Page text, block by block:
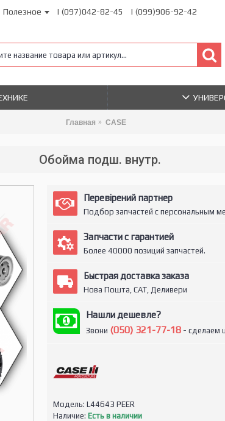
Полезное | (097)042-82-45 | (099)906-92-42
Главная CASE
Обойма подш. внутр.
Перевірений партнер
Подбор запчастей с персональным
Запчасти с гарантией
Более 40000 позиций запчастей.
Быстрая доставка заказа
Нова Пошта, САТ, Деливери
Нашли дешевле?
Звони (050) 321-77-18- сделаем
Модель: L44643 PEER
Наличие: Есть в наличии